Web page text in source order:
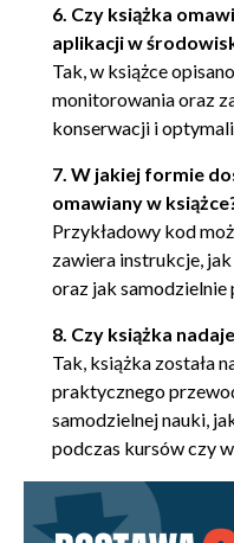
Ciągła integracja
Podsumowanie 73
6. Obiekty żądania i
Elementy URL 75
Metody żądania
Nagłówki żądań 77
Nagłówki
Internet Media
Ciało żądania 78
Obiekt żądania 78
Obiekt
Najważniejsze
6. Czy książka
aplikacji w
Tak, w książce
monitorowania oraz
konserwacji i
7. W jakiej formie
omawiany w
Przykładowy kod
zawiera instrukcje,
oraz jak samodzielnie
8. Czy książka
Tak, książka została
praktycznego
samodzielnej nauki,
podczas kursów czy